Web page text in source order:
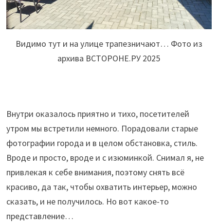
Видимо тут и на улице трапезничают… Фото из
архива ВСТОРОНЕ.РУ 2025
Внутри оказалось приятно и тихо, посетителей
утром мы встретили немного. Порадовали старые
фотографии города и в целом обстановка, стиль.
Вроде и просто, вроде и с изюминкой. Снимал я, не
привлекая к себе внимания, поэтому снять всё
красиво, да так, чтобы охватить интерьер, можно
сказать, и не получилось. Но вот какое-то
представление…